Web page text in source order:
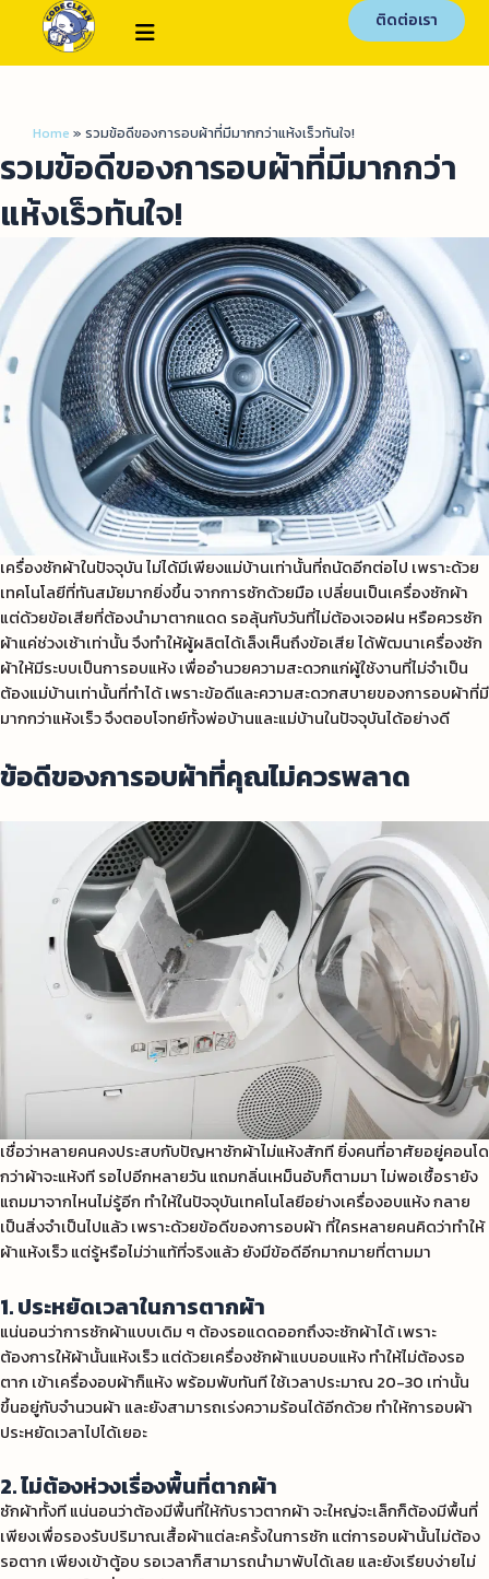
ติดต่อเรา
Home » รวมข้อดีของการอบผ้าที่มีมากกว่าแห้งเร็วทันใจ!
รวมข้อดีของการอบผ้าที่มีมากกว่า
แห้งเร็วทันใจ!
เครื่องซักผ้าในปัจจุบัน ไม่ได้มีเพียงแม่บ้านเท่านั้นที่ถนัดอีกต่อไป เพราะด้วย
เทคโนโลยีที่ทันสมัยมากยิ่งขึ้น จากการซักด้วยมือ เปลี่ยนเป็นเครื่องซักผ้า
แต่ด้วยข้อเสียที่ต้องนำมาตากแดด รอลุ้นกับวันที่ไม่ต้องเจอฝน หรือควรซัก
ผ้าแค่ช่วงเช้าเท่านั้น จึงทำให้ผู้ผลิตได้เล็งเห็นถึงข้อเสีย ได้พัฒนาเครื่องซัก
ผ้าให้มีระบบเป็นการอบแห้ง เพื่ออำนวยความสะดวกแก่ผู้ใช้งานที่ไม่จำเป็น
ต้องแม่บ้านเท่านั้นที่ทำได้ เพราะข้อดีและความสะดวกสบายของการอบผ้าที่มี
มากกว่าแห้งเร็ว จึงตอบโจทย์ทั้งพ่อบ้านและแม่บ้านในปัจจุบันได้อย่างดี
ข้อดีของการอบผ้าที่คุณไม่ควรพลาด
เชื่อว่าหลายคนคงประสบกับปัญหาซักผ้าไม่แห้งสักที ยิ่งคนที่อาศัยอยู่คอนโด
กว่าผ้าจะแห้งที รอไปอีกหลายวัน แถมกลิ่นเหม็นอับก็ตามมา ไม่พอเชื้อรายัง
แถมมาจากไหนไม่รู้อีก ทำให้ในปัจจุบันเทคโนโลยีอย่างเครื่องอบแห้ง กลาย
เป็นสิ่งจำเป็นไปแล้ว เพราะด้วยข้อดีของการอบผ้า ที่ใครหลายคนคิดว่าทำให้
ผ้าแห้งเร็ว แต่รู้หรือไม่ว่าแท้ที่จริงแล้ว ยังมีข้อดีอีกมากมายที่ตามมา
1. ประหยัดเวลาในการตากผ้า
แน่นอนว่าการซักผ้าแบบเดิม ๆ ต้องรอแดดออกถึงจะซักผ้าได้ เพราะ
ต้องการให้ผ้านั้นแห้งเร็ว แต่ด้วยเครื่องซักผ้าแบบอบแห้ง ทำให้ไม่ต้องรอ
ตาก เข้าเครื่องอบผ้าก็แห้ง พร้อมพับทันที ใช้เวลาประมาณ 20-30 เท่านั้น
ขึ้นอยู่กับจำนวนผ้า และยังสามารถเร่งความร้อนได้อีกด้วย ทำให้การอบผ้า
ประหยัดเวลาไปได้เยอะ
2. ไม่ต้องห่วงเรื่องพื้นที่ตากผ้า
ซักผ้าทั้งที แน่นอนว่าต้องมีพื้นที่ให้กับราวตากผ้า จะใหญ่จะเล็กก็ต้องมีพื้นที่
เพียงเพื่อรองรับปริมาณเสื้อผ้าแต่ละครั้งในการซัก แต่การอบผ้านั้นไม่ต้อง
รอตาก เพียงเข้าตู้อบ รอเวลาก็สามารถนำมาพับได้เลย และยังเรียบง่ายไม่